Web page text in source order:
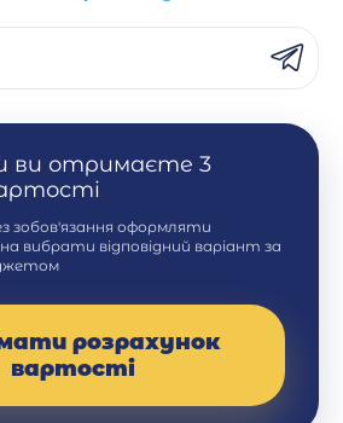
ви отримаєте 3
зобов'язання оформляти
вибрати відповідний варіант за
розрахунок
вартості